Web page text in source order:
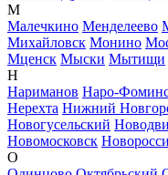
М
Малечкино Менделеево
Михайловск Монино
Мценск Мыски Мытищи
Н
Нариманов Наро-
Нерехта Нижний
Новогусельский
Новомосковск
О